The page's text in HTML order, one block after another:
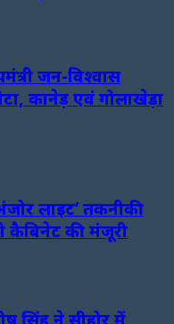
जन-विश्वास
कानेड़ एवं गोलाखेड़ा
लाइट’ तकनीकी
कैबिनेट की मंजूरी
सिंह ने सीहोर में